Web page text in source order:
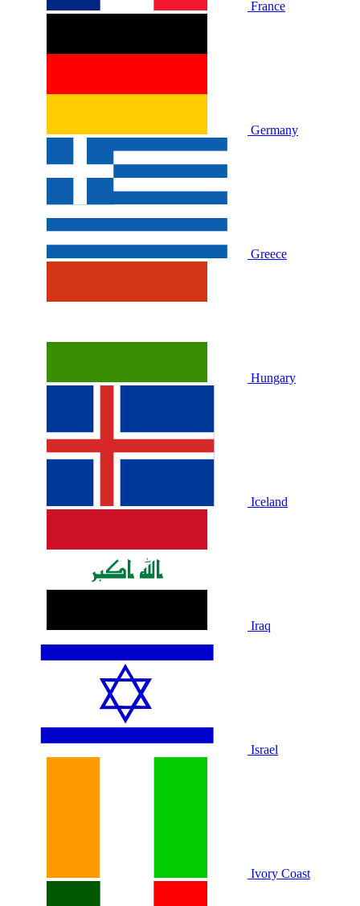
France
Germany
Greece
Hungary
Iceland
Iraq
Israel
Ivory Coast